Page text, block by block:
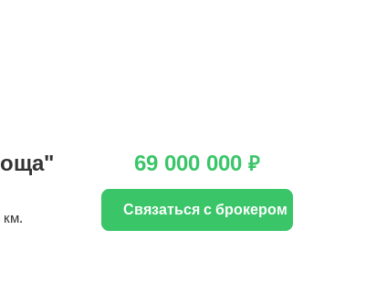
км.
69 000 000 ₽
Связаться с брокером